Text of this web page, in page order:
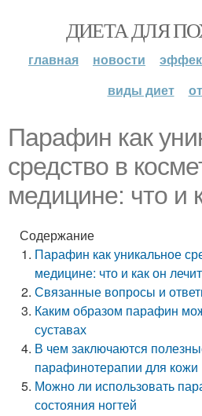
ДИЕТА ДЛЯ
главная новости
виды диет
Парафин как
средство в
медицине: что и
Содержание
Парафин как уникальное
медицине: что и как он лечит
Связанные вопросы и
Каким образом парафин
суставах
В чем заключаются
парафинотерапии для кожи
Можно ли использовать
состояния ногтей